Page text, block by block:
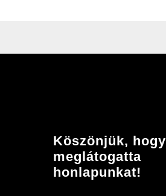
Köszönjük, hogy
meglátogatta
honlapunkat!